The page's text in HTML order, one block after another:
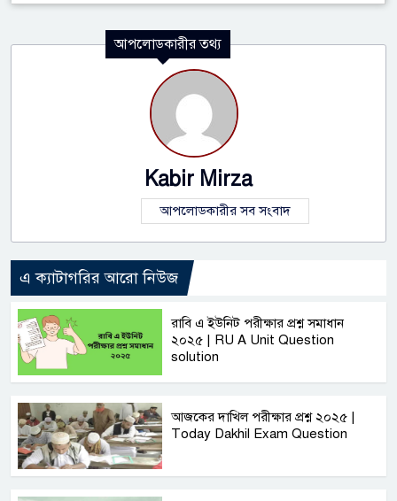
আপলোডকারীর তথ্য
Kabir Mirza
আপলোডকারীর সব সংবাদ
এ ক্যাটাগরির আরো নিউজ
রাবি এ ইউনিট পরীক্ষার প্রশ্ন সমাধান
২০২৫ | RU A Unit Question
solution
আজকের দাখিল পরীক্ষার প্রশ্ন ২০২৫ |
Today Dakhil Exam Question